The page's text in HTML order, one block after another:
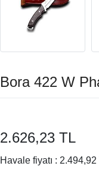
Bora 422 W
2.626,23 TL
Havale fiyatı : 2.494,92